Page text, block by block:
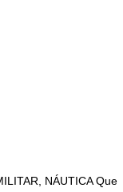
NÁUTICA Que